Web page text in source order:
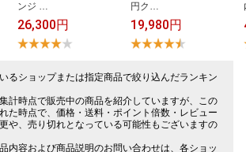
ン​ジ​ ​…
26,300円
円​ク​…
19,980円
るショップまたは指定商品で絞り込んだランキン
計時点で販売中の商品を紹介していますが、この
た時点で、価格・送料・ポイント倍数・レビュー
や、売り切れとなっている可能性もございますの
内容および商品説明のお問い合わせは、各ショッ